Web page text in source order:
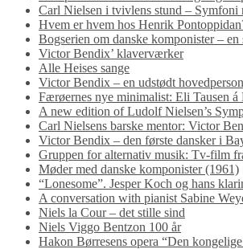
Carl Nielsen i tvivlens stund – Symfoni
Hvem er hvem hos Henrik
Bogserien om danske komponister – en
Victor Bendix’ klaverværker
Alle Heises sange
Victor Bendix – en udstødt
Færøernes nye minimalist: Eli Tausen á
A new edition of Ludolf Nielsen’s
Carl Nielsens barske mentor: Victor
Victor Bendix – den første dansker i
Gruppen for alternativ musik: Tv-film
Møder med danske komponister (1961)
“Lonesome”. Jesper Koch og hans
A conversation with pianist Sabine
Niels la Cour – det stille sind
Niels Viggo Bentzon 100 år
Hakon Børresens opera “Den